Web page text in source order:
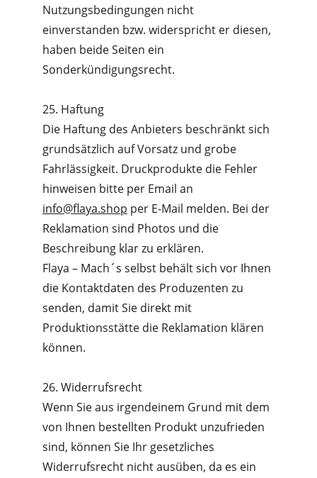
Nutzungsbedingungen nicht
einverstanden bzw. widerspricht er diesen,
haben beide Seiten ein
Sonderkündigungsrecht.
25. Haftung
Die Haftung des Anbieters beschränkt sich
grundsätzlich auf Vorsatz und grobe
Fahrlässigkeit. Druckprodukte die Fehler
hinweisen bitte per Email an
info@flaya.shop per E-Mail melden. Bei der
Reklamation sind Photos und die
Beschreibung klar zu erklären.
Flaya – Mach´s selbst behält sich vor Ihnen
die Kontaktdaten des Produzenten zu
senden, damit Sie direkt mit
Produktionsstätte die Reklamation klären
können.
26. Widerrufsrecht
Wenn Sie aus irgendeinem Grund mit dem
von Ihnen bestellten Produkt unzufrieden
sind, können Sie Ihr gesetzliches
Widerrufsrecht nicht ausüben, da es ein